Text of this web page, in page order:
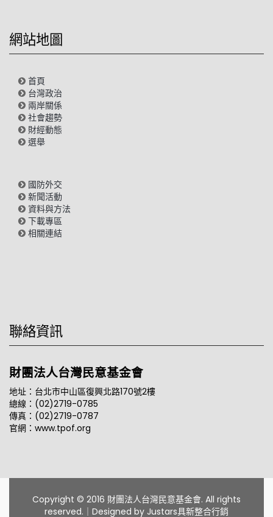
網站地圖
首頁
台灣政治
兩岸關係
社會趨勢
財經動態
選舉
國防外交
新聞活動
資料與方法
下載專區
相關連結
聯絡資訊
財團法人台灣民意基金會
地址：台北市中山區復興北路170號2樓
總線：(02)2719-0785
傳真：(02)2719-0787
官網：www.tpof.org
Copyright © 2016 財團法人台灣民意基金會. All rights
reserved.｜Designed by Justars具新整合行銷